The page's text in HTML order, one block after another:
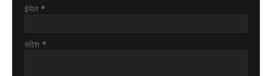
ईमेल *
संदेश *